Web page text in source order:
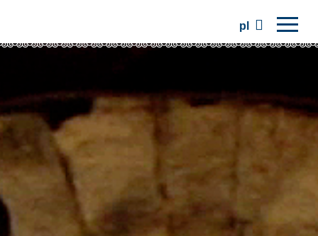
pl
Tradycje
Wycieczki
Stowarzyszenie
Miejsca